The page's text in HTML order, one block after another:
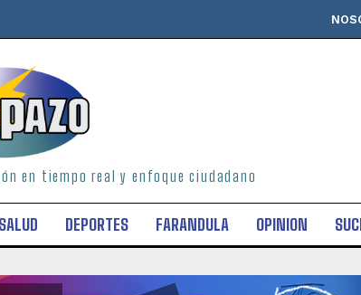
en tiempo real y enfoque ciudadano
SALUD DEPORTES FARANDULA OPINION